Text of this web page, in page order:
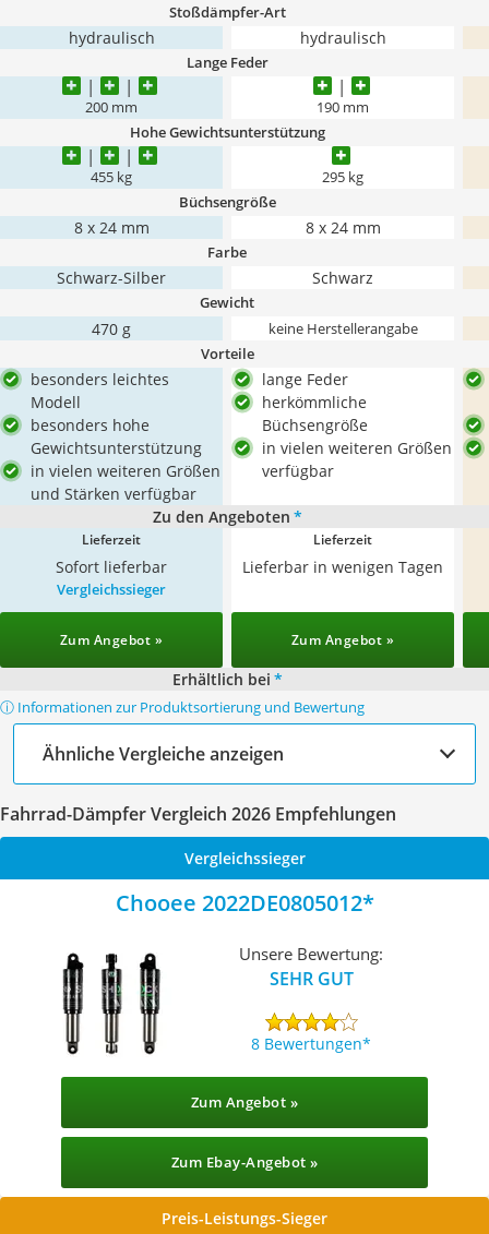
Stoßdämpfer-Art
hydraulisch hydraulisch
Lange Feder
200 mm 190 mm
Hohe Gewichtsunterstützung
455 kg 295 kg
Büchsengröße
8 x 24 mm 8 x 24 mm
Farbe
Schwarz-Silber Schwarz
Gewicht
470 g keine Herstellerangabe
Vorteile
besonders leichtes
Modell
besonders hohe
Gewichtsunterstützung
in vielen weiteren Größen
und Stärken verfügbar
lange Feder
herkömmliche
Büchsengröße
in vielen weiteren Größen
verfügbar
Zu den Angeboten *
Lieferzeit
Sofort lieferbar
Lieferzeit
Lieferbar in wenigen Tagen
Vergleichssieger
Zum Angebot » Zum Angebot »
Erhältlich bei *
ⓘ Informationen zur Produktsortierung und Bewertung
Ähnliche Vergleiche anzeigen
Fahrrad-Dämpfer Vergleich 2026 Empfehlungen
Vergleichssieger
Chooee 2022DE0805012
Unsere Bewertung:
SEHR GUT
8 Bewertungen
Zum Angebot »
Zum Ebay-Angebot »
Preis-Leistungs-Sieger